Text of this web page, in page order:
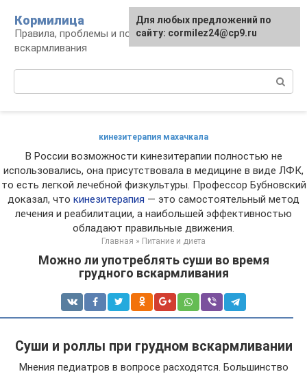
контенту
Кормилица
Правила, проблемы и польза грудного
вскармливания
кинезитерапия махачкала
В России возможности кинезитерапии полностью не
использовались, она присутствовала в медицине в виде ЛФК,
то есть легкой лечебной физкультуры. Профессор Бубновский
доказал, что кинезитерапия — это самостоятельный метод
лечения и реабилитации, а наибольшей эффективностью
обладают правильные движения.
Главная » Питание и диета
Можно ли употреблять суши во время
грудного вскармливания
Суши и роллы при грудном вскармливании
Мнения педиатров в вопросе расходятся. Большинство
Для любых предложений по
сайту: cormilez24@cp9.ru